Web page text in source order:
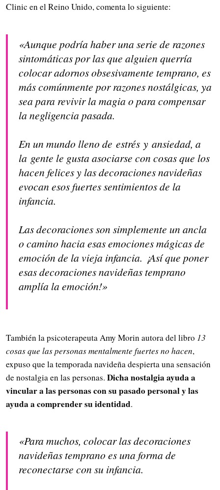
Clinic en el Reino Unido, comenta lo siguiente:
«Aunque podría haber una serie de razones
sintomáticas por las que alguien querría
colocar adornos obsesivamente temprano, es
más comúnmente por razones nostálgicas, ya
sea para revivir la magia o para compensar
la negligencia pasada.
En un mundo lleno de estrés y ansiedad, a
la gente le gusta asociarse con cosas que los
hacen felices y las decoraciones navideñas
evocan esos fuertes sentimientos de la
infancia.
Las decoraciones son simplemente un ancla
o camino hacia esas emociones mágicas de
emoción de la vieja infancia. ¡Así que poner
esas decoraciones navideñas temprano
amplía la emoción!»
También la psicoterapeuta Amy Morin autora del libro 13
cosas que las personas mentalmente fuertes no hacen,
expuso que la temporada navideña despierta una sensación
de nostalgia en las personas. Dicha nostalgia ayuda a
vincular a las personas con su pasado personal y las
ayuda a comprender su identidad.
«Para muchos, colocar las decoraciones
navideñas temprano es una forma de
reconectarse con su infancia.